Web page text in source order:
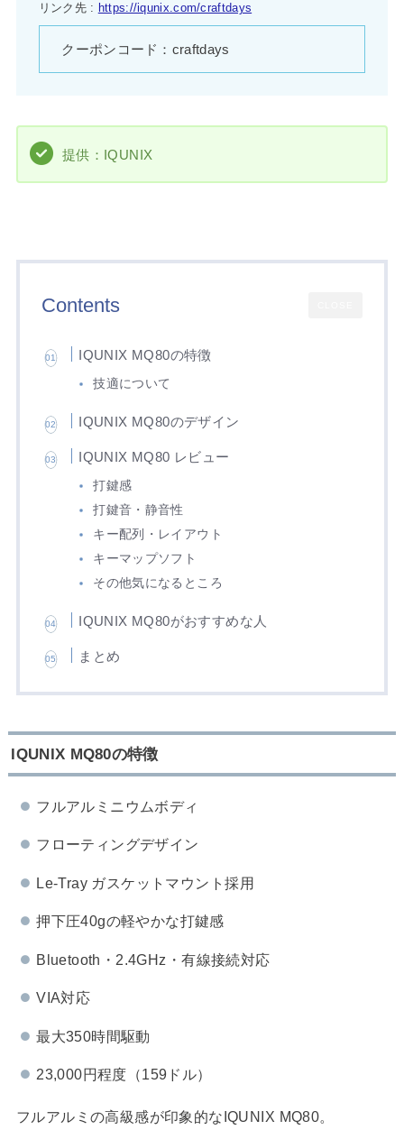
リンク先 : https://iqunix.com/craftdays
クーポンコード：craftdays
提供：IQUNIX
Contents
IQUNIX MQ80の特徴
技適について
IQUNIX MQ80のデザイン
IQUNIX MQ80 レビュー
打鍵感
打鍵音・静音性
キー配列・レイアウト
キーマップソフト
その他気になるところ
IQUNIX MQ80がおすすめな人
まとめ
IQUNIX MQ80の特徴
フルアルミニウムボディ
フローティングデザイン
Le-Tray ガスケットマウント採用
押下圧40gの軽やかな打鍵感
Bluetooth・2.4GHz・有線接続対応
VIA対応
最大350時間駆動
23,000円程度（159ドル）
フルアルミの高級感が印象的なIQUNIX MQ80。